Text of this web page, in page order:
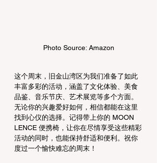
Photo Source: Amazon
这个周末，旧金山湾区为我们准备了如此
丰富多彩的活动，涵盖了文化体验、美食
品鉴、音乐节庆、艺术展览等多个方面。
无论你的兴趣爱好如何，相信都能在这里
找到心仪的选择。记得带上你的 MOON
LENCE 便携椅，让你在尽情享受这些精彩
活动的同时，也能保持舒适和便利。祝你
度过一个愉快难忘的周末！